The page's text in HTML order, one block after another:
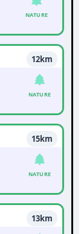
NATURE
12km
NATURE
15km
NATURE
13km